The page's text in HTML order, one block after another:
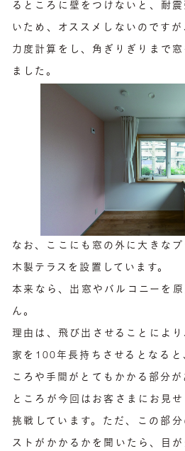
るところに壁をつけないと、耐
いため、オススメしないのです
力度計算をし、角ぎりぎりまで
ました。
なお、ここにも窓の外に大きな
木製テラスを設置しています。
本来なら、出窓やバルコニーを
ん。
理由は、飛び出させることにより
家を100年長持ちさせるとなると
ころや手間がとてもかかる部分が
ところが今回はお客さまにお見
挑戦しています。ただ、この部
ストがかかるかを聞いたら、目